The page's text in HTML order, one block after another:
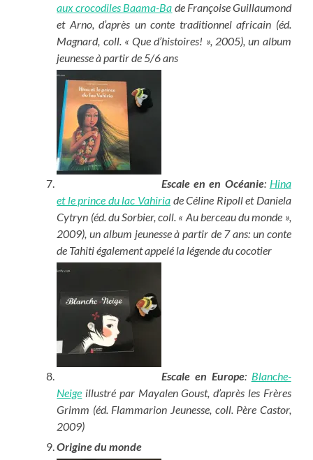
aux crocodiles Baama-Ba de Françoise Guillaumond
et Arno, d’après un conte traditionnel africain (éd.
Magnard, coll. « Que d’histoires! », 2005), un album
jeunesse à partir de 5/6 ans
Escale en en Océanie: Hina
et le prince du lac Vahiria de Céline Ripoll et Daniela
Cytryn (éd. du Sorbier, coll. « Au berceau du monde »,
2009), un album jeunesse à partir de 7 ans: un conte
de Tahiti également appelé la légende du cocotier
Escale en Europe: Blanche-
Neige illustré par Mayalen Goust, d’après les Frères
Grimm (éd. Flammarion Jeunesse, coll. Père Castor,
2009)
Origine du monde